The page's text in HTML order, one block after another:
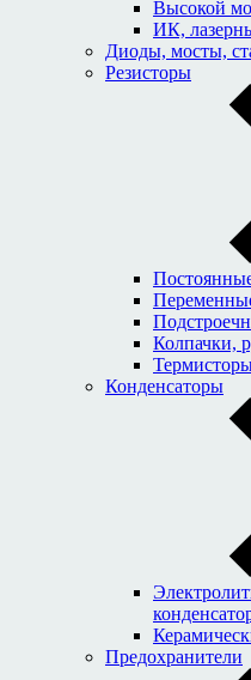
Высокой
ИК,
Диоды, мосты,
Резисторы
Колпачки,
Конденсаторы
Предохранители